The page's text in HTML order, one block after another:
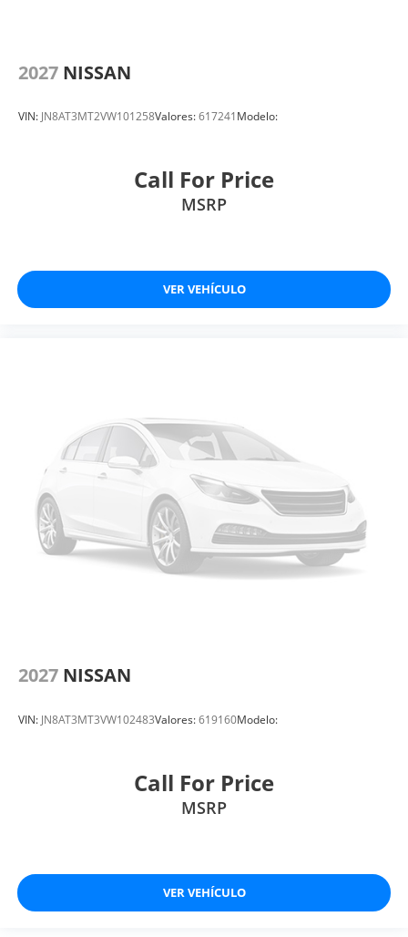
2027 NISSAN
VIN: JN8AT3MT2VW101258Valores:617241Modelo:
Call For Price
MSRP
VER VEHÍCULO
2027 NISSAN
VIN: JN8AT3MT3VW102483Valores:619160Modelo:
Call For Price
MSRP
VER VEHÍCULO